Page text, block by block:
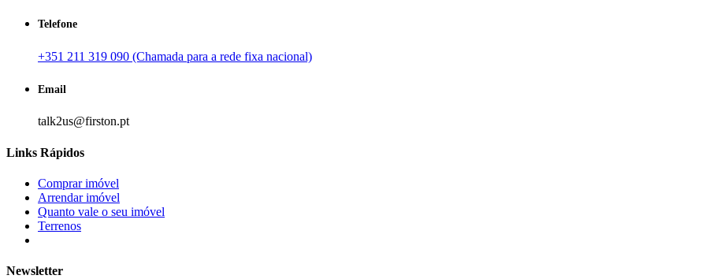
Telefone
+351 211 319 090 (Chamada para a rede fixa nacional)
Email
talk2us@firston.pt
Links Rápidos
Comprar imóvel
Arrendar imóvel
Quanto vale o seu imóvel
Terrenos
Newsletter